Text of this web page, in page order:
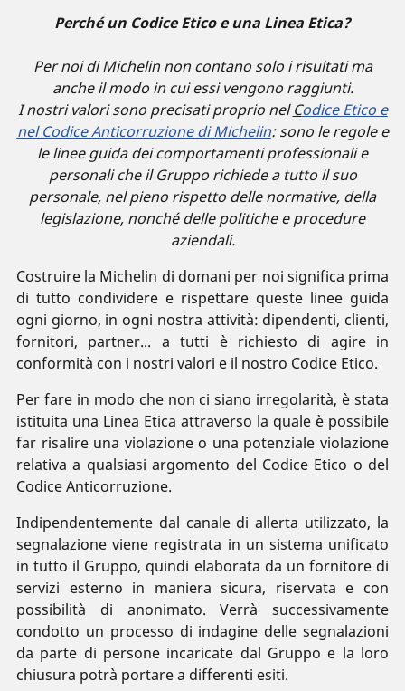
Perché un Codice Etico e una Linea Etica?
Per noi di Michelin non contano solo i risultati ma
anche il modo in cui essi vengono raggiunti.
I nostri valori sono precisati proprio nelCodice Etico e
nel Codice Anticorruzione di Michelin: sono le regole e
le linee guida dei comportamenti professionali e
personali che il Gruppo richiede a tutto il suo
personale, nel pieno rispetto delle normative, della
legislazione, nonché delle politiche e procedure
aziendali.
Costruire la Michelin di domani per noi significa prima
di tutto condividere e rispettare queste linee guida
ogni giorno, in ogni nostra attività: dipendenti, clienti,
fornitori, partner... a tutti è richiesto di agire in
conformità con i nostri valori e il nostro Codice Etico.
Per fare in modo che non ci siano irregolarità, è stata
istituita una Linea Etica attraverso la quale è possibile
far risalire una violazione o una potenziale violazione
relativa a qualsiasi argomento del Codice Etico o del
Codice Anticorruzione.
Indipendentemente dal canale di allerta utilizzato, la
segnalazione viene registrata in un sistema unificato
in tutto il Gruppo, quindi elaborata da un fornitore di
servizi esterno in maniera sicura, riservata e con
possibilità di anonimato. Verrà successivamente
condotto un processo di indagine delle segnalazioni
da parte di persone incaricate dal Gruppo e la loro
chiusura potrà portare a differenti esiti.